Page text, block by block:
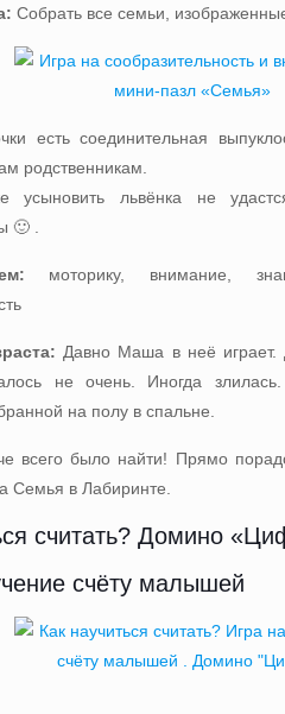
Собрать все семьи,
есть соединительная
родственникам.
усыновить львёнка не
🙂 .
моторику, внимание,
Давно Маша в неё
не очень. Иногда
на полу в спальне.
всего было найти! Прямо
Cемья в Лабиринте
считать? Домино
счёту малышей